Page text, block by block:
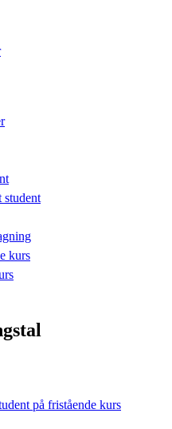
student
kurs
på fristående kurs